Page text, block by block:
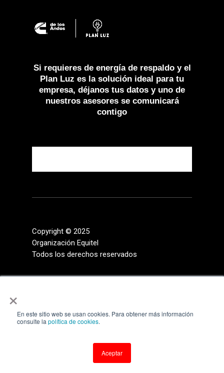
×
En este sitio web se usan cookies. Para obtener más información
consulte la política de cookies.
Aceptar
Si requieres de energía de respaldo y el
Plan Luz es la solución ideal para tu
empresa, déjanos tus datos y uno de
nuestros asesores se comunicará
contigo
Copyright © 2025
Organización Equitel
Todos los derechos reservados